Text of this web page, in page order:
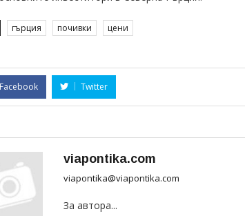
гърция почивки цени
Facebook Twitter
viapontika.com
viapontika@viapontika.com
За автора...